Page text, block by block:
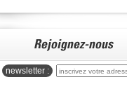
newsletter :